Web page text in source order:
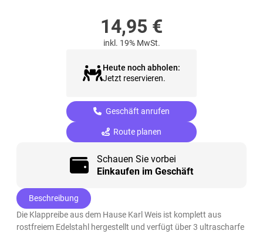
14,95 €
inkl. 19% MwSt.
Heute noch abholen:
Jetzt reservieren.
Geschäft anrufen
Route planen
Schauen Sie vorbei
Einkaufen im Geschäft
Beschreibung
Die Klappreibe aus dem Hause Karl Weis ist komplett aus
rostfreiem Edelstahl hergestellt und verfügt über 3 ultrascharfe